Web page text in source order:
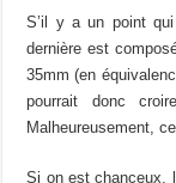
S’il y a un point
dernière est
35mm (en
pourrait donc
Malheureusement,
Si on est chanceux,